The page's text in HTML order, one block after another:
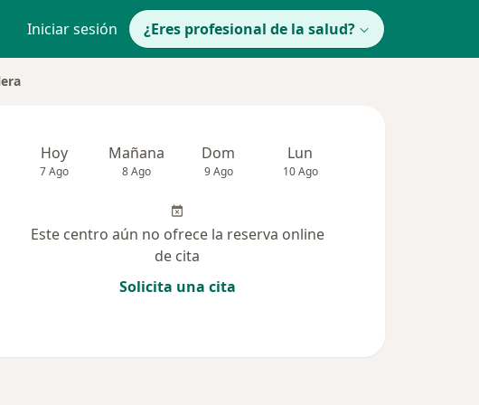
Iniciar sesión ¿Eres profesional de la salud?
Hoy
7 Ago
Mañana
8 Ago
Dom
9 Ago
Lun
10 Ago
Este centro aún no ofrece la reserva online
de cita
Solicita una cita